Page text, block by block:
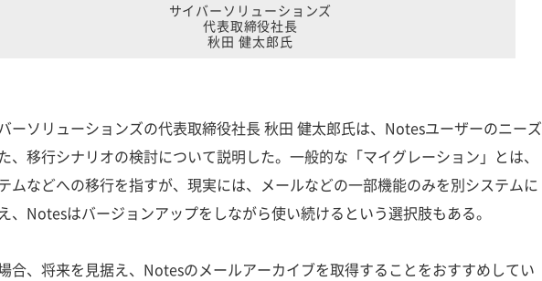
サイバーソリューションズ
代表取締役社長
秋田 健太郎氏
ーソリューションズの代表取締役社長 秋田 健太郎氏は、Notesユーザーのニーズ
、移行シナリオの検討について説明した。一般的な「マイグレーション」とは、
ムなどへの移行を指すが、現実には、メールなどの一部機能のみを別システムに
、Notesはバージョンアップをしながら使い続けるという選択肢もある。
場合、将来を見据え、Notesのメールアーカイブを取得することをおすすめしてい